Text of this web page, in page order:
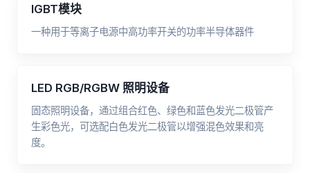
IGBT模块
一种用于等离子电源中高功率开关的功率半导体器件
LED RGB/RGBW 照明设备
固态照明设备，通过组合红色、绿色和蓝色发光二极管产
生彩色光，可选配白色发光二极管以增强混色效果和亮
度。